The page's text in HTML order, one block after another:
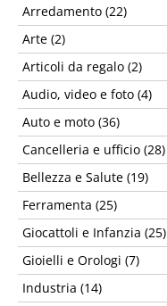
Arredamento (22)
Arte (2)
Articoli da regalo (2)
Audio, video e foto (4)
Auto e moto (36)
Cancelleria e ufficio (28)
Bellezza e Salute (19)
Ferramenta (25)
Giocattoli e Infanzia (25)
Gioielli e Orologi (7)
Industria (14)